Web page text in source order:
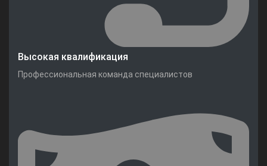
Высокая квалификация
Профессиональная команда специалистов